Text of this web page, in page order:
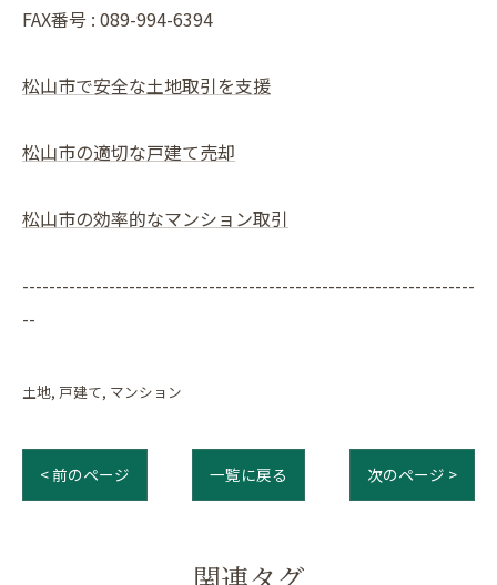
FAX番号 : 089-994-6394
松山市で安全な土地取引を支援
松山市の適切な戸建て売却
松山市の効率的なマンション取引
--------------------------------------------------------------------
--
土地 戸建て マンション
< 前のページ 一覧に戻る 次のページ >